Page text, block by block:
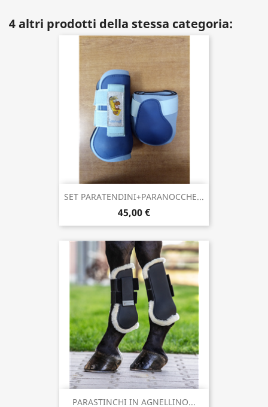
4 altri prodotti della stessa categoria:
SET PARATENDINI+PARANOCCHE...
45,00 €
PARASTINCHI IN AGNELLINO...